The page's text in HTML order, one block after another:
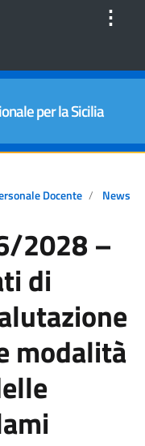
⋮
per la Sicilia
Docente News
2028 –
di
modalità